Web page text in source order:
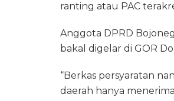
ranting atau PAC
Anggota DPRD
bakal digelar di GOR
“Berkas persyaratan
daerah hanya